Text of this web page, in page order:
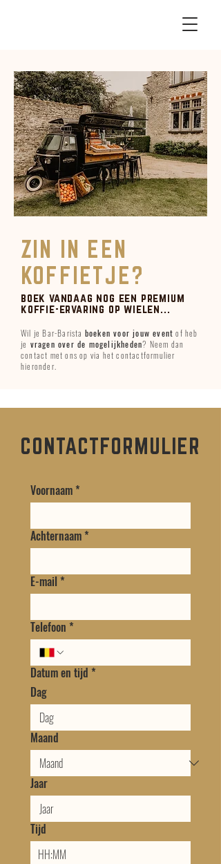
ZIN IN EEN
KOFFIETJE?
boek vandaag nog een premium
koffie-ervaring op wielen...
Wil je Bar-Barista boeken voor jouw event of heb
je vragen over de mogelijkheden? Neem dan
contact met ons op via het contactformulier
hieronder.
CONTACTFORMULIER
Voornaam *
Achternaam *
E-mail *
Telefoon *
Datum en tijd *
Dag
Maand
Jaar
Tijd
: